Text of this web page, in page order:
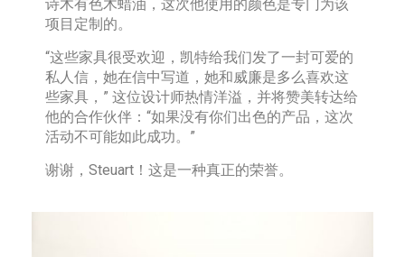
诗木有色木蜡油，这次他使用的颜色是专门为该
项目定制的。
“这些家具很受欢迎，凯特给我们发了一封可爱的
私人信，她在信中写道，她和威廉是多么喜欢这
些家具，” 这位设计师热情洋溢，并将赞美转达给
他的合作伙伴：“如果没有你们出色的产品，这次
活动不可能如此成功。”
谢谢，Steuart！这是一种真正的荣誉。